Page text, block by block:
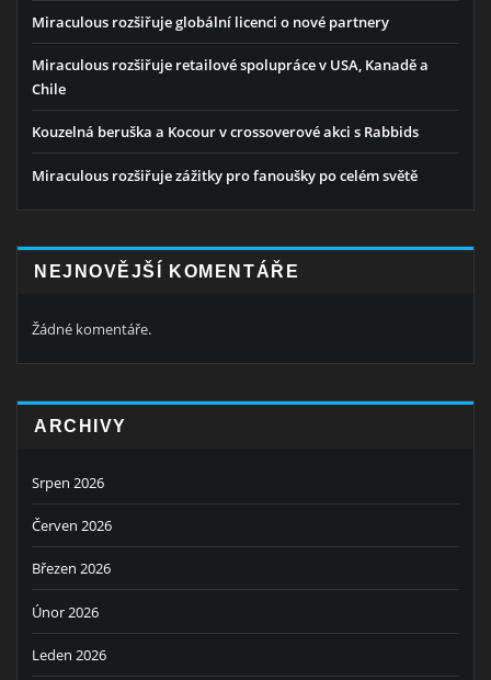
Miraculous rozšiřuje globální licenci o nové partnery
Miraculous rozšiřuje retailové spolupráce v USA, Kanadě a
Chile
Kouzelná beruška a Kocour v crossoverové akci s Rabbids
Miraculous rozšiřuje zážitky pro fanoušky po celém světě
NEJNOVĚJŠÍ KOMENTÁŘE
Žádné komentáře.
ARCHIVY
Srpen 2026
Červen 2026
Březen 2026
Únor 2026
Leden 2026